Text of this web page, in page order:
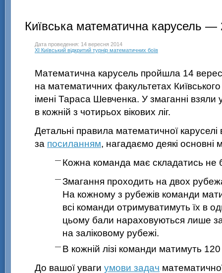
Київська математична карусель —
Дата проведення: 14 вересня 2014
XI Київський відкритий турнір математичних боїв
Математична карусель пройшла 14
на математичних факультетах
імені Тараса Шевченка. У змаганні
в кожній з чотирьох вікових ліг.
Детальні правила математичної
за посиланням, нагадаємо деякі основні
Кожна команда має складатись не
Змагання проходить на двох
На кожному з рубежів команди
всі команди отримуватимуть їх в
цьому бали нараховуються лише за
на заліковому рубежі.
В кожній лізі команди матимуть
До вашої уваги умови задач